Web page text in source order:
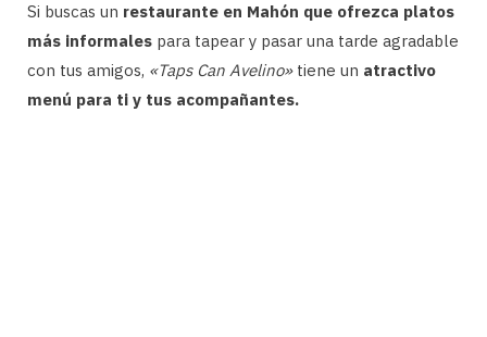
Si buscas un restaurante en Mahón que ofrezca platos
más informales para tapear y pasar una tarde agradable
con tus amigos, «Taps Can Avelino»tiene un atractivo
menú para ti y tus acompañantes.